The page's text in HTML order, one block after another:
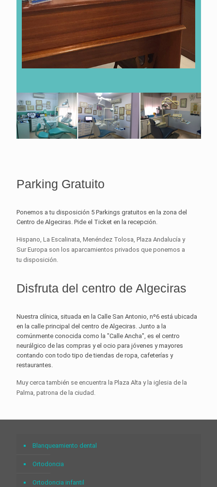
Parking Gratuito
Ponemos a tu disposición 5 Parkings gratuitos en la zona del
Centro de Algeciras. Pide el Ticket en la recepción.
Hispano, La Escalinata, Menéndez Tolosa, Plaza Andalucía y
Sur Europa son los aparcamientos privados que ponemos a
tu disposición.
Disfruta del centro de Algeciras
Nuestra clínica, situada en la Calle San Antonio, nº6 está ubicada
en la calle principal del centro de Algeciras. Junto a la
comúnmente conocida como la "Calle Ancha", es el centro
neurálgico de las compras y el ocio para jóvenes y mayores
contando con todo tipo de tiendas de ropa, cafeterías y
restaurantes.
Muy cerca también se encuentra la Plaza Alta y la iglesia de la
Palma, patrona de la ciudad.
Blanqueamiento dental
Ortodoncia
Ortodoncia infantil